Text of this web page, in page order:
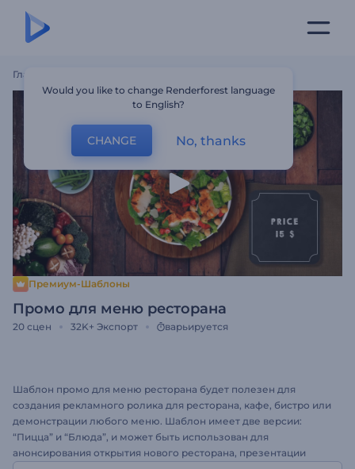
Главная
Премиум-Шаблоны
Промо для меню ресторана
20 сцен 32K+ Экспорт варьируется
Шаблон промо для меню ресторана будет полезен для
создания рекламного ролика для ресторана, кафе, бистро или
демонстрации любого меню. Шаблон имеет две версии:
“Пицца” и “Блюда”, и может быть использован для
анонсирования открытия нового ресторана, презентации
Would you like to change Renderforest language
to English?
CHANGE No, thanks